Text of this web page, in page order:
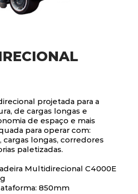
projetada para a
de cargas longas e
de espaço e mais
para operar com:
longas, corredores
paletizadas.
Multidirecional C4000E
850mm